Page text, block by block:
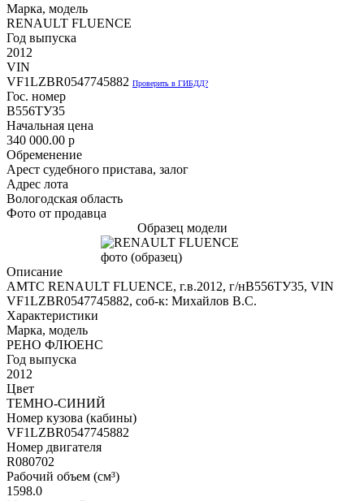
Марка, модель
RENAULT FLUENCE
Год выпуска
2012
VIN
VF1LZBR0547745882 Проверить в ГИБДД?
Гос. номер
В556ТУЗ5
Начальная цена
340 000.00 p
Обременение
Арест судебного пристава, залог
Адрес лота
Вологодская область
Фото от продавца
Образец модели
Описание
АМТС RENAULT FLUENCE, г.в.2012, г/нВ556ТУ35, VIN
VF1LZBR0547745882, соб-к: Михайлов В.С.
Характеристики
Марка, модель
РЕНО ФЛЮЕНС
Год выпуска
2012
Цвет
ТЕМНО-СИНИЙ
Номер кузова (кабины)
VF1LZBR0547745882
Номер двигателя
R080702
Рабочий объем (см³)
1598.0